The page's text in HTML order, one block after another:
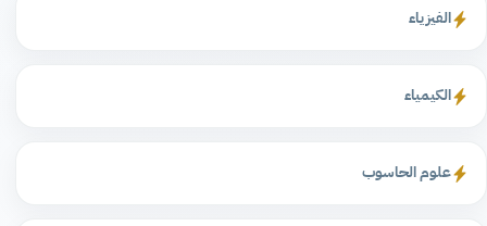
الفيزياء
الكيمياء
علوم الحاسوب